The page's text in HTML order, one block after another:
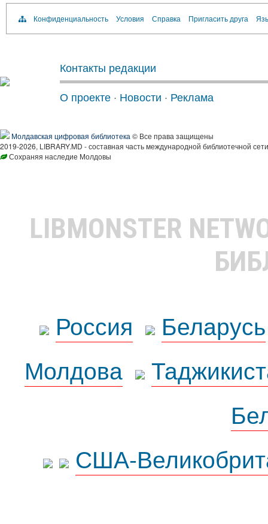
Конфиденциальность Условия Справка Пригласить друга
Контакты редакции
О проекте · Новости · Реклама
Молдавская цифровая библиотека © Все права защищены
2019-2026, LIBRARY.MD - составная часть международной библиотечной
Сохраняя наследие Молдовы
LIBMONSTER
Россия
Беларусь
Молдова
США-